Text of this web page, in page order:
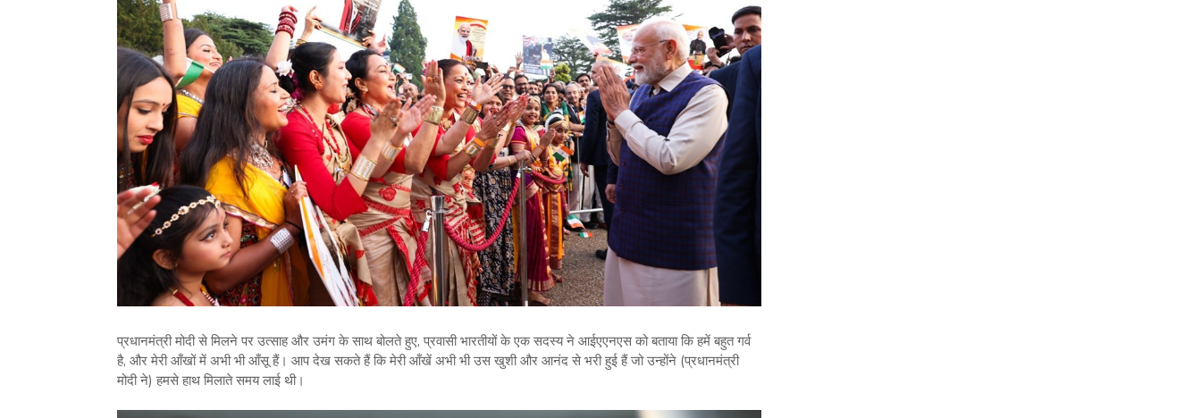
प्रधानमंत्री मोदी से मिलने पर उत्साह और उमंग के साथ बोलते हुए, प्रवासी भारतीयों के एक सदस्य ने आईएएनएस को बताया कि हमें बहुत गर्व
है, और मेरी आँखों में अभी भी आँसू हैं। आप देख सकते हैं कि मेरी आँखें अभी भी उस खुशी और आनंद से भरी हुई हैं जो उन्होंने (प्रधानमंत्री
मोदी ने) हमसे हाथ मिलाते समय लाई थी।